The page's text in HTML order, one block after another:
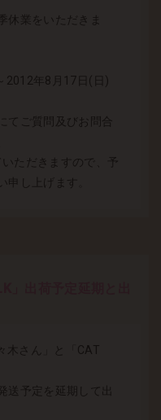
休業をいただきま
2012年8月17日(日)
てご質問及びお問合
ただきますので、予
申し上げます。
木さん」と「CAT
送予定を延期して出